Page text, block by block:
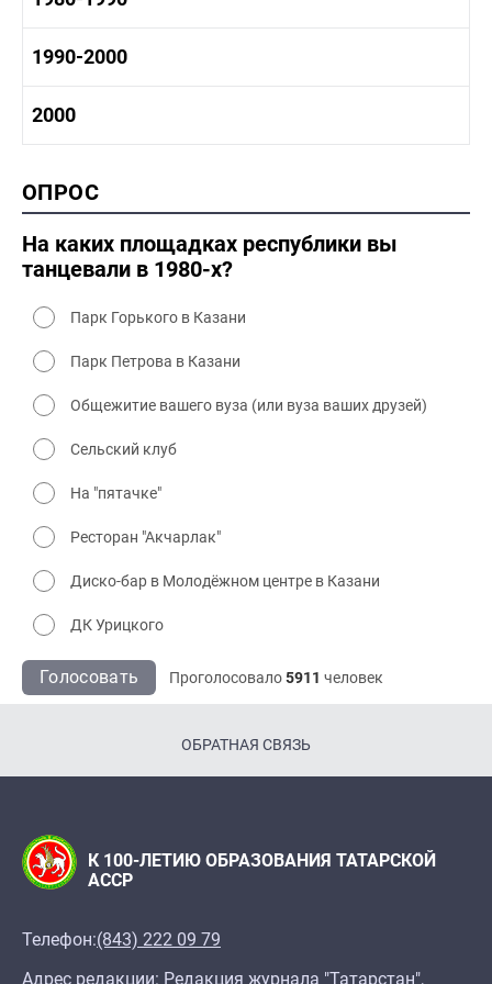
1970-1980 культура
1970 - 1980 быт
1980 -1990 история
1980-1990 культура
1990-2000
1990-2000 культура
2000
2000 промышленность
2000 культура
ОПРОС
На каких площадках республики вы
танцевали в 1980-х?
Парк Горького в Казани
Парк Петрова в Казани
Общежитие вашего вуза (или вуза ваших друзей)
Сельский клуб
На "пятачке"
Ресторан "Акчарлак"
Диско-бар в Молодёжном центре в Казани
ДК Урицкого
Голосовать Проголосовало5911 человек
ОБРАТНАЯ СВЯЗЬ
К 100-ЛЕТИЮ ОБРАЗОВАНИЯ ТАТАРСКОЙ
АССР
Телефон:(843) 222 09 79
Адрес редакции: Редакция журнала "Татарстан",